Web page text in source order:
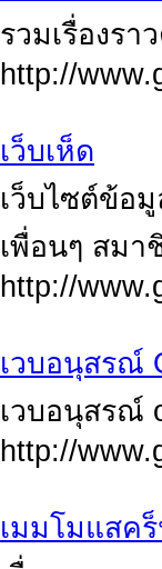
รวมเรื่องรา
http://
เว็บเห็ด
เว็บไซต์ข้อ
เพื่อนๆ สมา
http://
เวบอนุสรณ์
เวบอนุสรณ์
http://
เมมโมแสค